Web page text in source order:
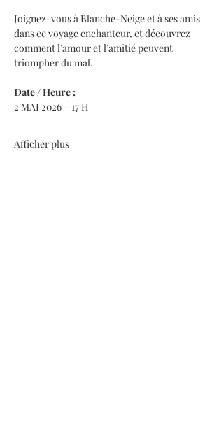
Joignez-vous à Blanche-Neige et à ses amis
dans ce voyage enchanteur, et découvrez
comment l’amour et l’amitié peuvent
triompher du mal.
Date / Heure :
2 MAI 2026 – 17 H
Afficher plus